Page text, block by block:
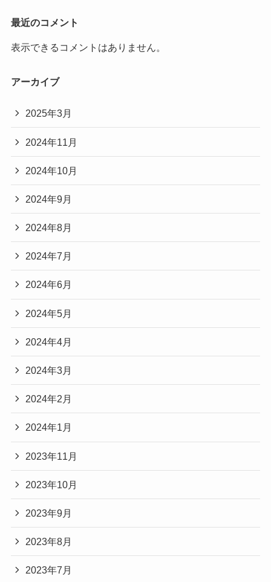
最近のコメント
表示できるコメントはありません。
アーカイブ
2025年3月
2024年11月
2024年10月
2024年9月
2024年8月
2024年7月
2024年6月
2024年5月
2024年4月
2024年3月
2024年2月
2024年1月
2023年11月
2023年10月
2023年9月
2023年8月
2023年7月